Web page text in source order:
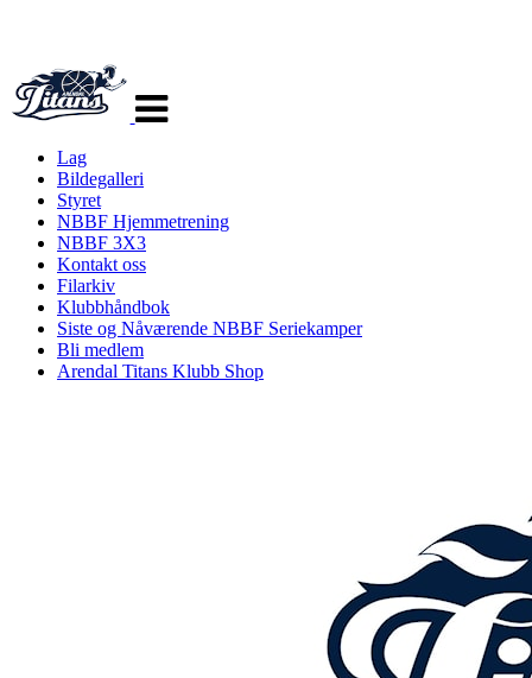
navigasjon
Lag
Bildegalleri
Styret
NBBF Hjemmetrening
NBBF 3X3
Kontakt oss
Filarkiv
Klubbhåndbok
Siste og Nåværende NBBF Seriekamper
Bli medlem
Arendal Titans Klubb Shop